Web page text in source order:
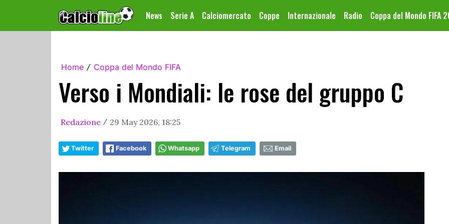
News Serie A Calciomercato Coppe Internazionale Radio Coppa del Mondo FIFA
Home / Coppa del Mondo FIFA
Verso i Mondiali: le rose del gruppo C
Redazione / 29 May 2026, 18:25
Twitter Facebook Whatsapp Telegram Email